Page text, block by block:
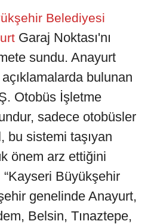
Belediyesi
Garaj Noktası'nı
sundu. Anayurt
bulunan
Otobüs İşletme
sadece otobüsler
bu sistemi taşıyan
önem arz ettiğini
“Kayseri Büyükşehir
genelinde Anayurt,
Belsin, Tınaztepe,